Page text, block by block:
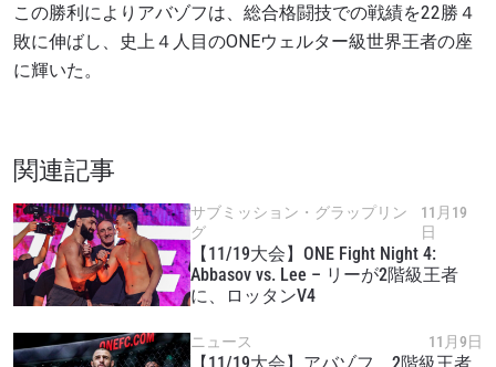
この勝利によりアバゾフは、総合格闘技での戦績を22勝４
敗に伸ばし、史上４人目のONEウェルター級世界王者の座
に輝いた。
関連記事
サブミッション・グラップリン
グ
11月19
日
【11/19大会】ONE Fight Night 4:
Abbasov vs. Lee – リーが2階級王者
に、ロッタンV4
ニュース 11月9日
【11/19大会】アバゾフ、2階級王者
対戦相手
大会
ハイライトを見る
最新情報をゲット
ONEチャンピオンシップとどこでも一緒！ 最新ニ
名前（ローマ字で記入）